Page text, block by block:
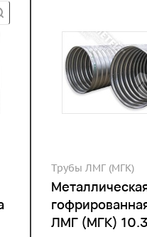
Трубы ЛМГ (МГК)
ЛМГ (МГК)